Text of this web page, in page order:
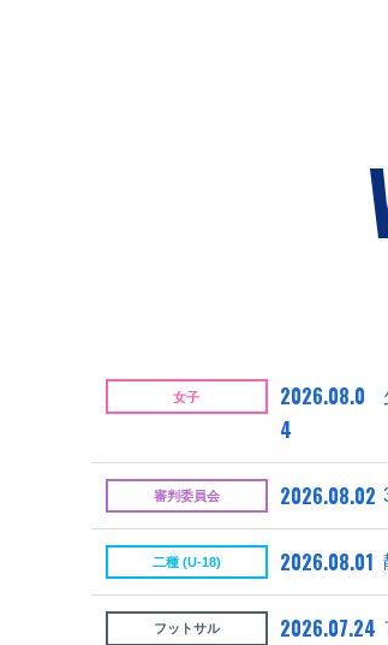
女子
2026.08.0
4
審判委員会 2026.08.02
二種 (U-18) 2026.08.01
フットサル 2026.07.24